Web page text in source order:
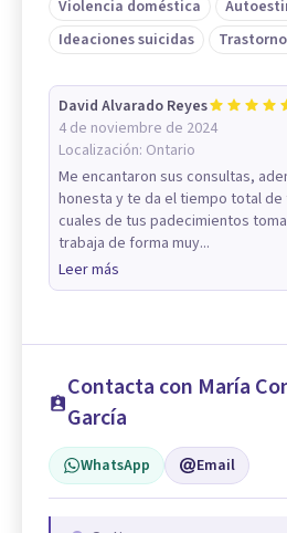
Violencia doméstica
Ideaciones suicidas
David Alvarado Reyes
4 de noviembre de 2024
Localización: Ontario
Me encantaron sus consultas,
honesta y te da el tiempo total
cuales de tus padecimientos
trabaja de forma muy...
Leer más
Contacta con María
García
WhatsApp Email